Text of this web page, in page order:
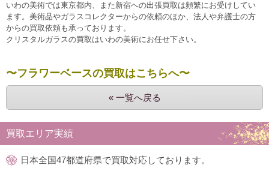
いわの美術では東京都内、また新宿への出張買取は頻繁にお受けしてい
ます。美術品やガラスコレクターからの依頼のほか、法人や弁護士の方
からの買取依頼も承っております。
クリスタルガラスの買取はいわの美術にお任せ下さい。
〜フラワーベースの買取はこちらへ〜
« 一覧へ戻る
買取エリア実績
日本全国47都道府県で買取対応しております。